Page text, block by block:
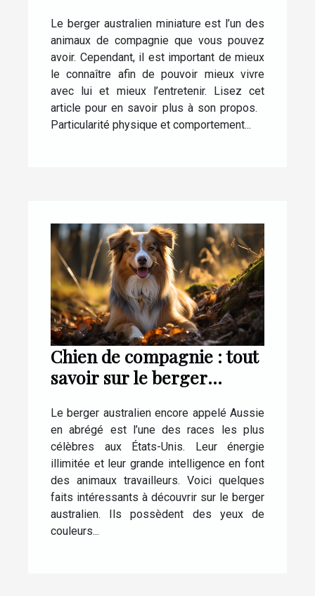
Le berger australien miniature est l’un des
animaux de compagnie que vous pouvez
avoir. Cependant, il est important de mieux
le connaître afin de pouvoir mieux vivre
avec lui et mieux l’entretenir. Lisez cet
article pour en savoir plus à son propos.
Particularité physique et comportement...
Chien de compagnie : tout
savoir sur le berger
Le berger australien encore appelé Aussie
en abrégé est l’une des races les plus
célèbres aux États-Unis. Leur énergie
illimitée et leur grande intelligence en font
des animaux travailleurs. Voici quelques
faits intéressants à découvrir sur le berger
australien. Ils possèdent des yeux de
couleurs...